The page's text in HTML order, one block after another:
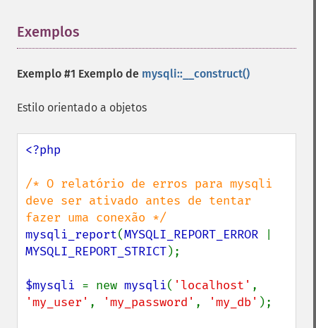
Exemplos
Exemplo #1 Exemplo de mysqli::__construct()
Estilo orientado a objetos
<?php
/* O relatório de erros para mysqli
deve ser ativado antes de tentar
mysqli_report(MYSQLI_REPORT_ERROR
MYSQLI_REPORT_STRICT);
$mysqli = new mysqli( 'localhost'
'my_user' , 'my_password' , 'my_db' );